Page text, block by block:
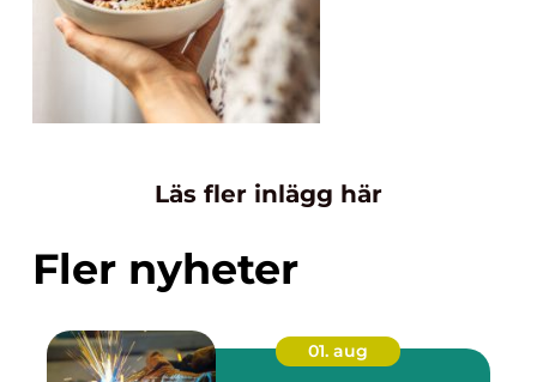
Läs fler inlägg här
Fler nyheter
01. aug